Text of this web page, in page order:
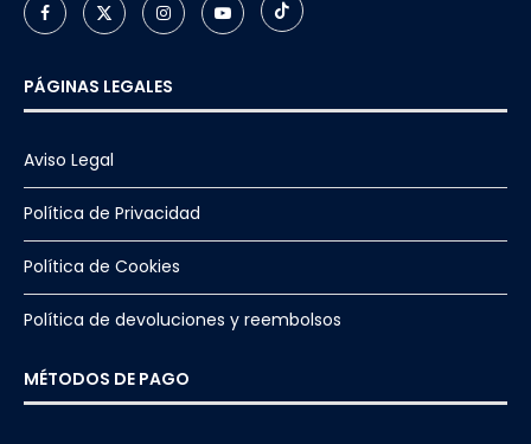
PÁGINAS LEGALES
Aviso Legal
Política de Privacidad
Política de Cookies
Política de devoluciones y reembolsos
MÉTODOS DE PAGO